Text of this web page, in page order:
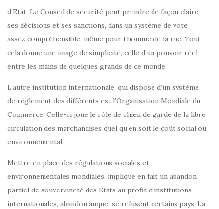
d’Etat. Le Conseil de sécurité peut prendre de façon claire
ses décisions et ses sanctions, dans un système de vote
assez compréhensible, même pour l’homme de la rue. Tout
cela donne une image de simplicité, celle d’un pouvoir réel
entre les mains de quelques grands de ce monde.
L’autre institution internationale, qui dispose d’un système
de règlement des différents est l’Organisation Mondiale du
Commerce. Celle-ci joue le rôle de chien de garde de la libre
circulation des marchandises quel qu’en soit le coût social ou
environnemental.
Mettre en place des régulations sociales et
environnementales mondiales, implique en fait un abandon
partiel de souveraineté des Etats au profit d’institutions
internationales, abandon auquel se refusent certains pays. La